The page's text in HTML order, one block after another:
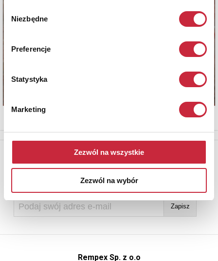
zgody
Niezbędne
Preferencje
Statystyka
Marketing
Zezwól na wszystkie
Zezwól na wybór
Newsletter
Aby otrzymywać informacje o nowych aukcjach, prosimy podać
adres e-mail
Rempex Sp. z o.o